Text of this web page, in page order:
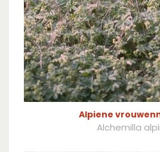
Alpiene
Alchemilla